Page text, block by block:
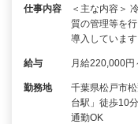
仕事内容
＜主な内容＞
質の管理等を
導入していま
給与 月給220,000
勤務地
千葉県松戸市
台駅」徒歩10
通勤OK